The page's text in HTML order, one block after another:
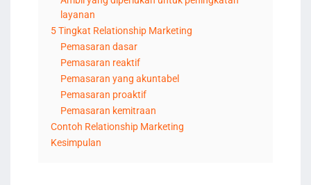
layanan
5 Tingkat Relationship Marketing
Pemasaran dasar
Pemasaran reaktif
Pemasaran yang akuntabel
Pemasaran proaktif
Pemasaran kemitraan
Contoh Relationship Marketing
Kesimpulan